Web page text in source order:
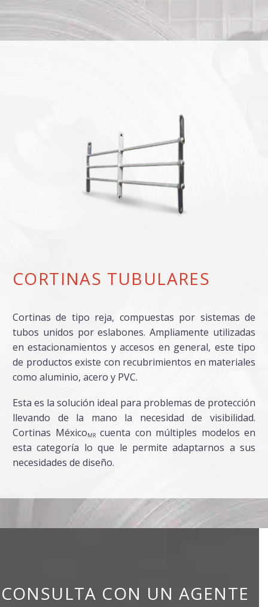
CORTINAS TUBULARES
Cortinas de tipo reja, compuestas por sistemas de
tubos unidos por eslabones. Ampliamente utilizadas
en estacionamientos y accesos en general, este tipo
de productos existe con recubrimientos en materiales
como aluminio, acero y PVC.
Esta es la solución ideal para problemas de protección
llevando de la mano la necesidad de visibilidad.
Cortinas MéxicoMRcuenta con múltiples modelos en
esta categoría lo que le permite adaptarnos a sus
necesidades de diseño.
CONSULTA CON UN AGENTE